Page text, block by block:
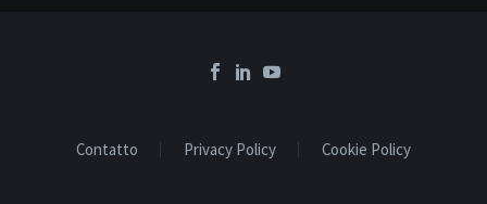
Contatto Privacy Policy Cookie Policy